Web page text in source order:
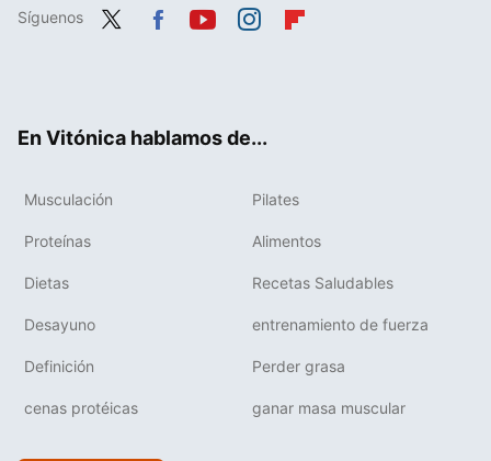
Síguenos
En Vitónica hablamos de...
Musculación Pilates
Proteínas Alimentos
Dietas Recetas Saludables
Desayuno entrenamiento de fuerza
Definición Perder grasa
cenas protéicas ganar masa muscular